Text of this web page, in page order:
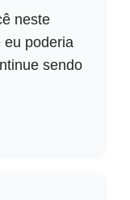
neste
eu poderia
sendo